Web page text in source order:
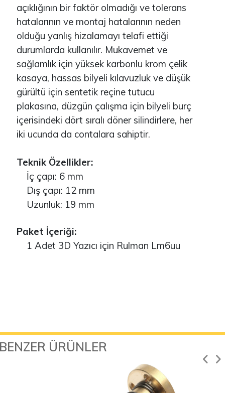
açıklığının bir faktör olmadığı ve tolerans
hatalarının ve montaj hatalarının neden
olduğu yanlış hizalamayı telafi ettiği
durumlarda kullanılır. Mukavemet ve
sağlamlık için yüksek karbonlu krom çelik
kasaya, hassas bilyeli kılavuzluk ve düşük
gürültü için sentetik reçine tutucu
plakasına, düzgün çalışma için bilyeli burç
içerisindeki dört sıralı döner silindirlere, her
iki ucunda da contalara sahiptir.
Teknik Özellikler:
İç çapı: 6 mm
Dış çapı: 12 mm
Uzunluk: 19 mm
Paket İçeriği:
1 Adet 3D Yazıcı için Rulman Lm6uu
ÜRÜNLER